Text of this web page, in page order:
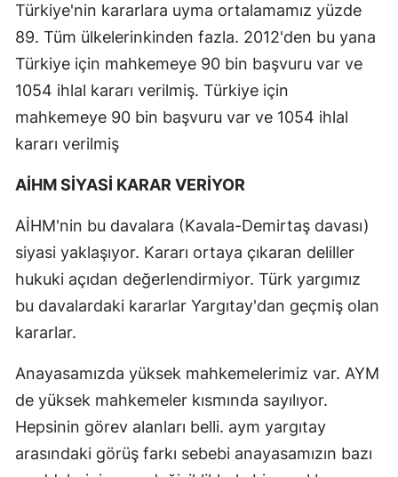
Türkiye'nin kararlara uyma ortalamamız yüzde
89. Tüm ülkelerinkinden fazla. 2012'den bu yana
Türkiye için mahkemeye 90 bin başvuru var ve
1054 ihlal kararı verilmiş. Türkiye için
mahkemeye 90 bin başvuru var ve 1054 ihlal
kararı verilmiş
AİHM SİYASİ KARAR VERİYOR
AİHM'nin bu davalara (Kavala-Demirtaş davası)
siyasi yaklaşıyor. Kararı ortaya çıkaran deliller
hukuki açıdan değerlendirmiyor. Türk yargımız
bu davalardaki kararlar Yargıtay'dan geçmiş olan
kararlar.
Anayasamızda yüksek mahkemelerimiz var. AYM
de yüksek mahkemeler kısmında sayılıyor.
Hepsinin görev alanları belli. aym yargıtay
arasındaki görüş farkı sebebi anayasamızın bazı